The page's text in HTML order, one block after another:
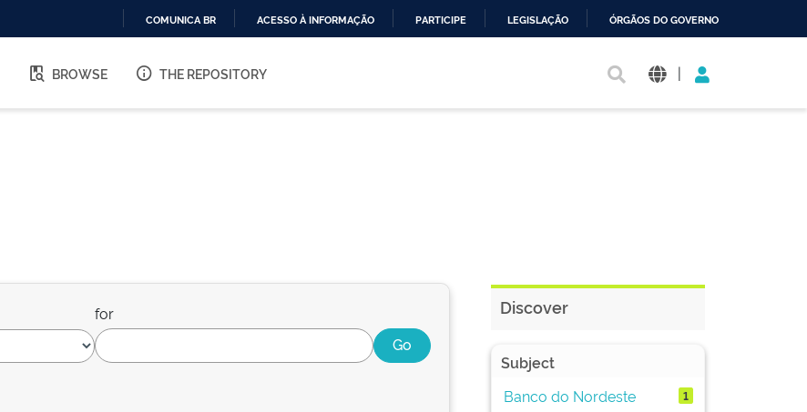
O
COMUNICA BR ACESSO À INFORMAÇÃO PARTICIPE LEGISLAÇÃO ÓRGÃOS DO GOVERNO
BROWSE THE REPOSITORY |
for Discover
Subject
Banco do Nordeste
1